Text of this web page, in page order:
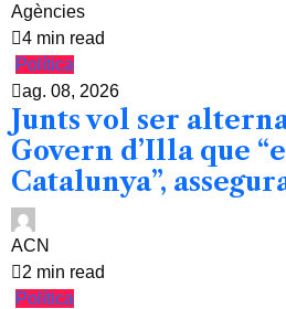
Agències
4 min read
Política
ag. 08, 2026
Junts vol ser
Govern d’Illa que
Catalunya”,
ACN
2 min read
Política